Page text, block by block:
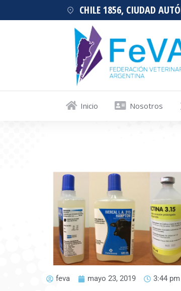
CHILE 1856, CIUDAD
Inicio Nosotros
feva mayo 23, 2019 3:44 pm